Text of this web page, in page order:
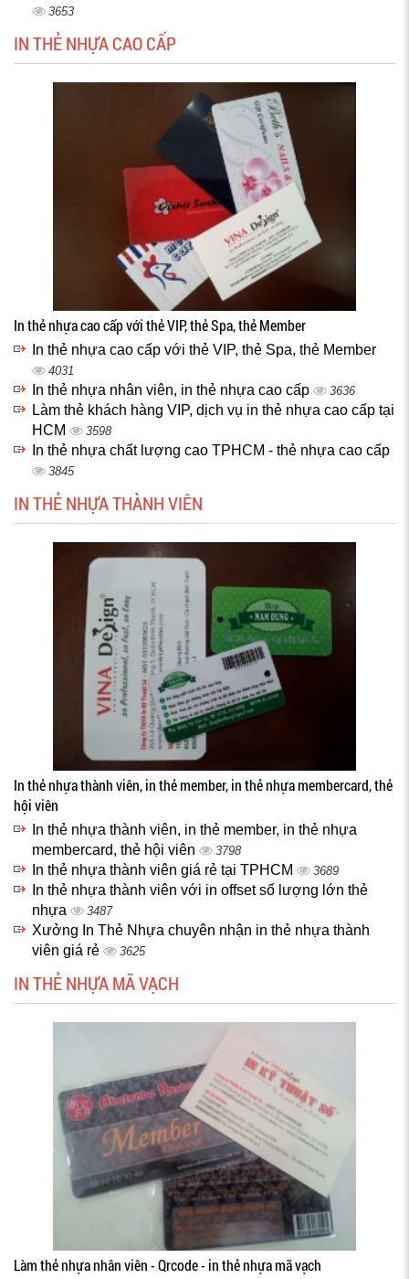
3653
IN THẺ NHỰA CAO CẤP
In thẻ nhựa cao cấp với thẻ VIP, thẻ Spa, thẻ Member
In thẻ nhựa cao cấp với thẻ VIP, thẻ Spa, thẻ Member
4031
In thẻ nhựa nhân viên, in thẻ nhựa cao cấp 3636
Làm thẻ khách hàng VIP, dịch vụ in thẻ nhựa cao cấp tại
HCM
3598
In thẻ nhựa chất lượng cao TPHCM - thẻ nhựa cao cấp
3845
IN THẺ NHỰA THÀNH VIÊN
In thẻ nhựa thành viên, in thẻ member, in thẻ nhựa membercard, thẻ
hội viên
In thẻ nhựa thành viên, in thẻ member, in thẻ nhựa
membercard, thẻ hội viên
3798
In thẻ nhựa thành viên giá rẻ tại TPHCM 3689
In thẻ nhựa thành viên với in offset số lượng lớn thẻ
nhựa
3487
Xưởng In Thẻ Nhựa chuyên nhận in thẻ nhựa thành
viên giá rẻ
3625
IN THẺ NHỰA MÃ VẠCH
Làm thẻ nhựa nhân viên - Qrcode - in thẻ nhựa mã vạch